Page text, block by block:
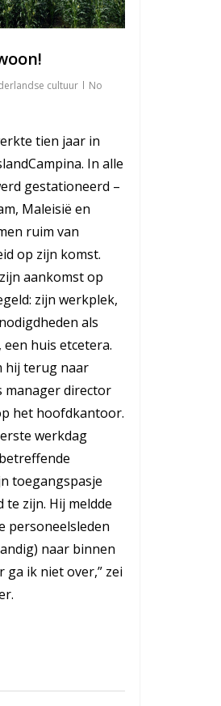
cultuur
No
tien jaar in
In alle
gestationeerd –
Maleisië en
ruim van
op zijn komst.
aankomst op
zijn werkplek,
als
huis etcetera.
hij terug naar
manager director
het hoofdkantoor.
werkdag
toegangspasje
zijn. Hij meldde
personeelsleden
naar binnen
ga ik niet over,” zei